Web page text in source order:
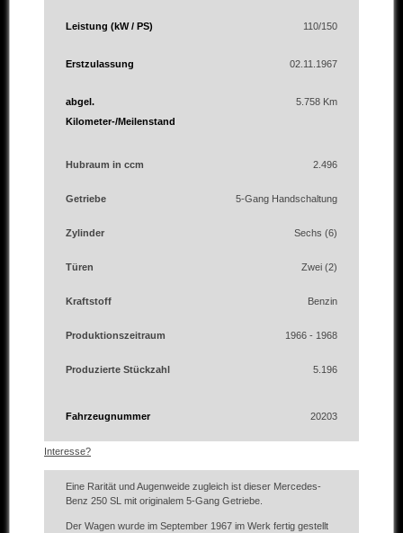
Leistung (kW / PS) 110/150
Erstzulassung 02.11.1967
abgel.
Kilometer-/Meilenstand
5.758 Km
Hubraum in ccm 2.496
Getriebe 5-Gang Handschaltung
Zylinder Sechs (6)
Türen Zwei (2)
Kraftstoff Benzin
Produktionszeitraum 1966 - 1968
Produzierte Stückzahl 5.196
Fahrzeugnummer 20203
Interesse?
Eine Rarität und Augenweide zugleich ist dieser Mercedes-
Benz 250 SL mit originalem 5-Gang Getriebe.
Der Wagen wurde im September 1967 im Werk fertig gestellt